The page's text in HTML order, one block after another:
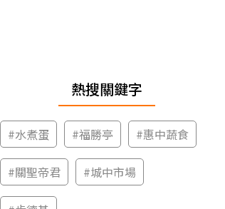
熱搜關鍵字
#水煮蛋 #福勝亭 #惠中蔬食
#關聖帝君 #城中市場